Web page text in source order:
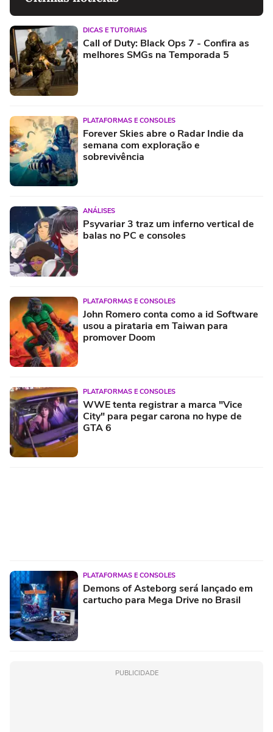
DICAS E TUTORIAIS
Call of Duty: Black Ops 7 - Confira as
melhores SMGs na Temporada 5
PLATAFORMAS E CONSOLES
Forever Skies abre o Radar Indie da
semana com exploração e
sobrevivência
ANÁLISES
Psyvariar 3 traz um inferno vertical de
balas no PC e consoles
PLATAFORMAS E CONSOLES
John Romero conta como a id Software
usou a pirataria em Taiwan para
promover Doom
PLATAFORMAS E CONSOLES
WWE tenta registrar a marca "Vice
City" para pegar carona no hype de
GTA 6
PLATAFORMAS E CONSOLES
Demons of Asteborg será lançado em
cartucho para Mega Drive no Brasil
PUBLICIDADE